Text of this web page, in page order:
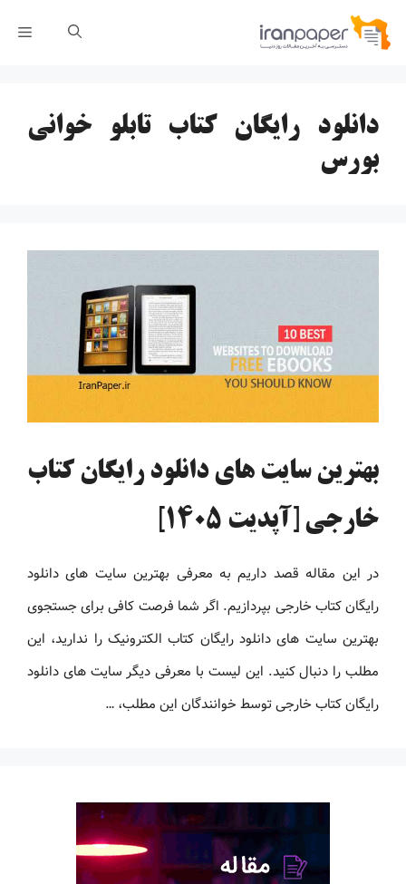
پرش
دانلود رایگان کتاب تابلو خوانی
بورس
بهترین سایت های دانلود رایگان کتاب
خارجی [آپدیت 1405]
در این مقاله قصد داریم به معرفی بهترین سایت های دانلود
رایگان کتاب خارجی بپردازیم. اگر شما فرصت کافی برای جستجوی
بهترین سایت های دانلود رایگان کتاب الکترونیک را ندارید، این
مطلب را دنبال کنید. این لیست با معرفی دیگر سایت های دانلود
رایگان کتاب خارجی توسط خوانندگان این مطلب، …